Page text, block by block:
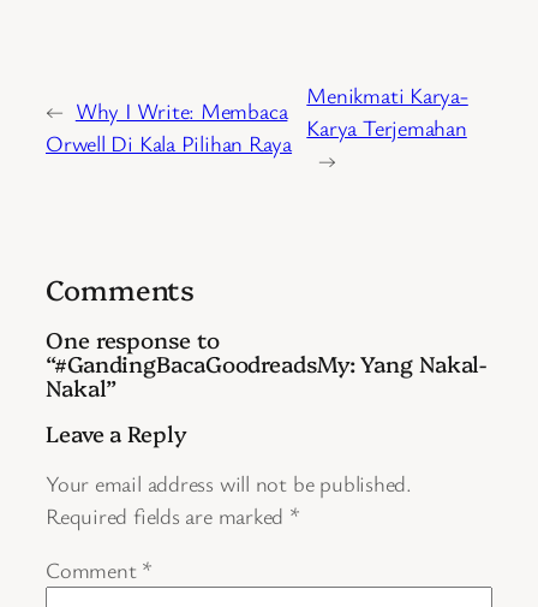
← Why I Write: Membaca
Orwell Di Kala Pilihan Raya
Menikmati Karya-
Karya Terjemahan
→
Comments
One response to
“#GandingBacaGoodreadsMy: Yang Nakal-
Nakal”
Leave a Reply
Your email address will not be published.
Required fields are marked *
Comment *